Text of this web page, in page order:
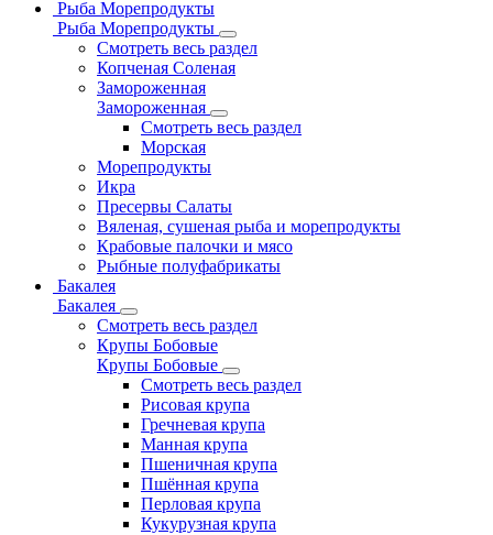
Рыба Морепродукты
Рыба Морепродукты
Смотреть весь раздел
Копченая Соленая
Замороженная
Замороженная
Смотреть весь раздел
Морская
Морепродукты
Икра
Пресервы Салаты
Вяленая, сушеная рыба и морепродукты
Крабовые палочки и мясо
Рыбные полуфабрикаты
Бакалея
Бакалея
Смотреть весь раздел
Крупы Бобовые
Крупы Бобовые
Смотреть весь раздел
Рисовая крупа
Гречневая крупа
Манная крупа
Пшеничная крупа
Пшённая крупа
Перловая крупа
Кукурузная крупа